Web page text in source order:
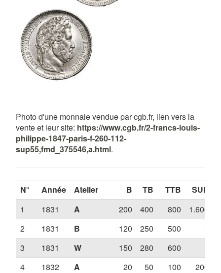
Photo d'une monnaie vendue par cgb.fr, lien vers la
vente et leur site: https://www.cgb.fr/2-francs-louis-
philippe-1847-paris-f-260-112-
sup55,fmd_375546,a.html.
N° Année Atelier B TB TTB SUP
1
1831 A 200 400 800
1.600
2
1831 B 120 250 500
3
1831 W 150 280 600
4
1832 A 20 50 100
200